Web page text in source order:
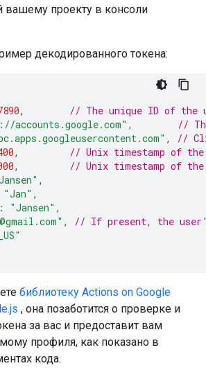
вашему проекту в консоли
декодированного токена:
,
// The unique ID of the
accounts.google.com" ,
//
,
//
,
// Unix timestamp of
,
// Unix timestamp of
,
"Jan" ,
: "Jansen" ,
,
// If present, the
библиотеку Actions on Google
, она позаботится о проверке и
за вас и предоставит вам
профиля, как показано в
кода.